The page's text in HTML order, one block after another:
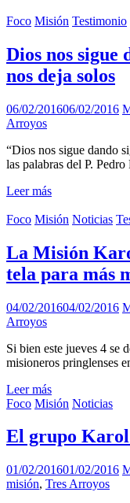
Foco Misión Testimonio
Dios nos sigue
nos deja solos
06/02/201606/02/2016
Arroyos
“Dios nos sigue dando
las palabras del P.
Leer más
Foco Misión Noticias
La Misión
tela para más
04/02/201604/02/2016
Arroyos
Si bien este jueves 4 se
misioneros pringlenses
Leer más
Foco Misión Noticias
El grupo Karol
01/02/201601/02/2016
misión, Tres Arroyos